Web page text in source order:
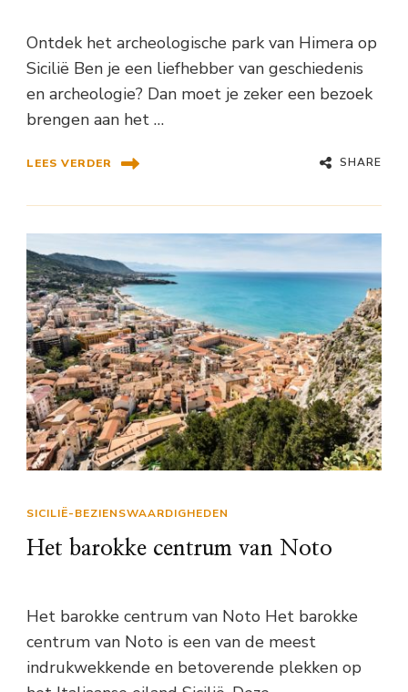
Ontdek het archeologische park van Himera op
Sicilië Ben je een liefhebber van geschiedenis
en archeologie? Dan moet je zeker een bezoek
brengen aan het …
LEES VERDER SHARE
SICILIË-BEZIENSWAARDIGHEDEN
Het barokke centrum van Noto
Het barokke centrum van Noto Het barokke
centrum van Noto is een van de meest
indrukwekkende en betoverende plekken op